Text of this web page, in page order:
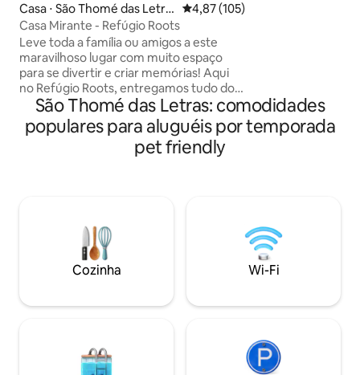
Casa ⋅ São Thomé das Letra
s
4,87 de uma avaliação média de
4,87 (105)
Casa Mirante - Refúgio Roots
Leve toda a família ou amigos a este
maravilhoso lugar com muito espaço
para se divertir e criar memórias! Aqui
no Refúgio Roots, entregamos tudo do
melhor com uma mistura de estilo
rústico e moderno, para que você possa
ter a experiência de uma vida na roça
com o conforto que todos desejamos
6.3km(18min de carro),Antares
12km(29min) e Bromélias 14km(34min)
Letras!
São Thomé das Letras: comodidades
populares para aluguéis por temporada
pet friendly
Cozinha Wi-Fi